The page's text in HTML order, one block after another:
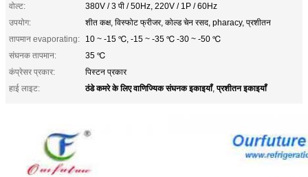
वोल्ट:
380V / 3 पी / 50Hz, 220V / 1P / 60Hz
उपयोग:
शीत कक्ष, विस्फोट फ्रीजर, कोल्ड चेन रसद, pharacy, प्रशीतन
तापमान evaporating:
10 ~ -15 ℃, -15 ~ -35 ℃ -30 ~ -50 ℃
संघनक तापमान:
35 ℃
कंप्रेसर प्रकार:
पिस्टन प्रकार
हाई लाइट:
ठंडे कमरे के लिए वाणिज्यिक संघनक इकाइयाँ,प्रशीतन इकाइयाँ